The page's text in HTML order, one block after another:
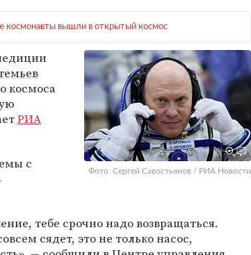
космонавты вышли в открытый космос
Фото: Сергей Савостьянов / РИА Новости
космоса
РИА
с
тебе срочно надо возвращаться.
сядет, это не только насос,